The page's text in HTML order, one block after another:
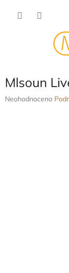
Mlsoun
Průměrné
Neohodnoceno